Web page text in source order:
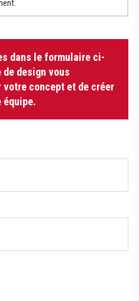
dans le formulaire ci-
design vous
votre concept et de créer
équipe.